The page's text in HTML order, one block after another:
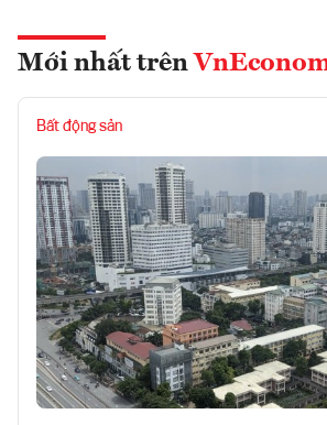
Mới nhất trên
Bất động sản